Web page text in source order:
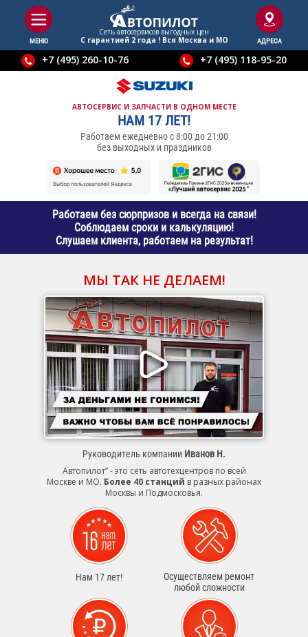
МЕНЮ
Сеть автосервисов выгодныx цен
С гарантией 2 года ! Вся Москва и МО
АДРЕСА
+7 (495) 260-10-76 +7 (495) 118-95-20
АВТОСЕРВИС И ЗАПЧАСТИ В ОДНОМ МЕСТЕ
НАМ 17 ЛЕТ!
Работаем ежедневно с 8:00 до 21:00
без выходных и праздников
Работаем без сюрпризов и всегда на связи!
Соблюдаем сроки и калькуляцию!
Слушаем клиента, работаем на результат!
МЫ ТАК НЕ ДЕЛАЕМ!
Руководитель компании Иванов Н.
Автопилот” - это сеть автотехцентров по всей
Москве и МО. Более 40 станций в разных районах
Москвы и Подмосковья.
Нам 17 лет!
Осуществляем ремонт
любой сложности